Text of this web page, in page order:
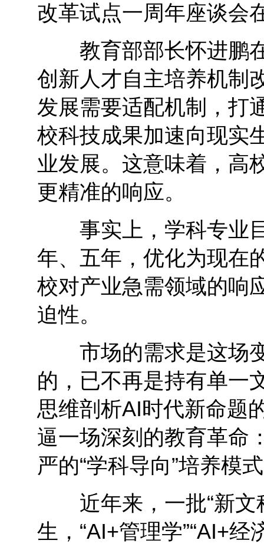
改革试点一周年座谈会
教育部部长怀进鹏在
创新人才自主培养机制
发展需要适配机制，打
校科技成果加速向现实
业发展。这意味着，高
更精准的响应。
事实上，学科专业目
年、五年，优化为现在
校对产业急需领域的响
迫性。
市场的需求是这场变
的，已不再是持有单一
思维剖析AI时代新命题
逼一场深刻的教育革命
严的“学科导向”培养模
近年来，一批“新文
生，“AI+管理学”“AI+